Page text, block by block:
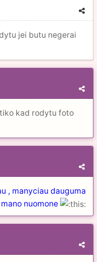
jei butu negerai
kad rodytu foto
, manyciau dauguma
nuomone